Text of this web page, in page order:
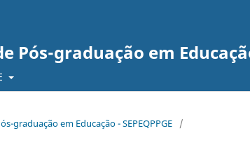
graduação em Educação
graduação em Educação - SEPEQPPGE
/